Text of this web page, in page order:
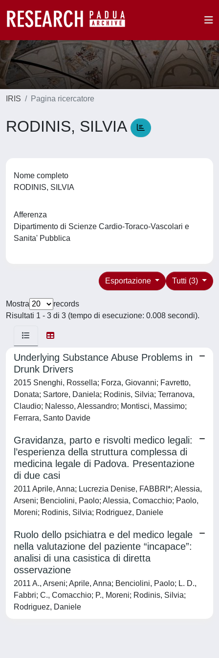
IRIS Pagina ricercatore
RODINIS, SILVIA
Nome completo
RODINIS, SILVIA
Afferenza
Dipartimento di Scienze Cardio-Toraco-Vascolari e
Sanita' Pubblica
Tutti (3)
Esportazione
Mostra
records
Risultati 1 - 3 di 3 (tempo di esecuzione: 0.008 secondi).
Underlying Substance Abuse Problems in
Drunk Drivers
2015 Snenghi, Rossella; Forza, Giovanni; Favretto,
Donata; Sartore, Daniela; Rodinis, Silvia; Terranova,
Claudio; Nalesso, Alessandro; Montisci, Massimo;
Ferrara, Santo Davide
Gravidanza, parto e risvolti medico legali:
l’esperienza della struttura complessa di
medicina legale di Padova. Presentazione
di due casi
2011 Aprile, Anna; Lucrezia Denise, FABBRI*; Alessia,
Arseni; Benciolini, Paolo; Alessia, Comacchio; Paolo,
Moreni; Rodinis, Silvia; Rodriguez, Daniele
Ruolo dello psichiatra e del medico legale
nella valutazione del paziente “incapace”:
analisi di una casistica di diretta
osservazione
2011 A., Arseni; Aprile, Anna; Benciolini, Paolo; L. D.,
Fabbri; C., Comacchio; P., Moreni; Rodinis, Silvia;
Rodriguez, Daniele